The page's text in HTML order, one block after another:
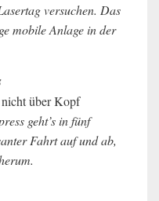
versuchen. Das
mobile Anlage in der
über Kopf
geht’s in fünf
Fahrt auf und ab,